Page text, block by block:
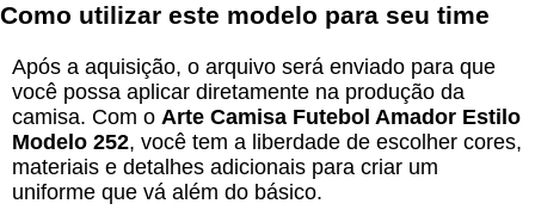
Como utilizar este modelo para seu time
Após a aquisição, o arquivo será enviado para que
você possa aplicar diretamente na produção da
camisa. Com o Arte Camisa Futebol Amador Estilo
Modelo 252, você tem a liberdade de escolher cores,
materiais e detalhes adicionais para criar um
uniforme que vá além do básico.